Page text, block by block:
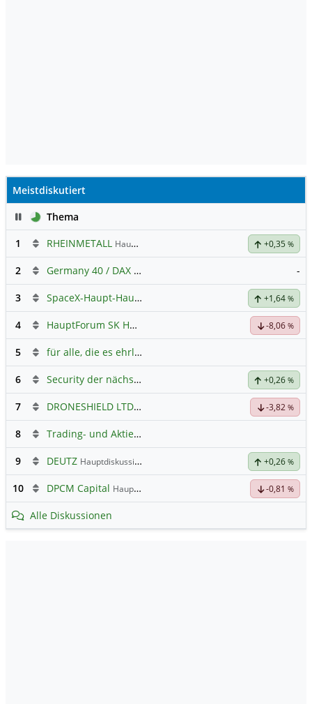
Meistdiskutiert
PauseThema
1
RHEINMETALL Hauptdiskussion +0,35 %
2 Germany 40 / DAX Prognose -
3 SpaceX-Haupt-Hauptforum +1,64 %
4 HauptForum SK HYNIC -8,06 %
5 für alle, die es ehrlich meinen beim Traden.
6 Security der nächsten Generation +0,26 %
7 DRONESHIELD LTDHauptdiskussion -3,82 %
8 Trading- und Aktien-Chat
9 DEUTZ Hauptdiskussion +0,26 %
10 DPCM Capital Hauptdiskussion -0,81 %
Alle Diskussionen